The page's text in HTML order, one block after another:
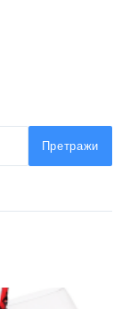
Претражи